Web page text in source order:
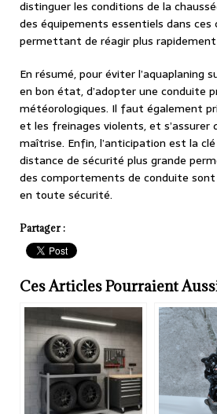
distinguer les conditions de la
des équipements essentiels dans
permettant de réagir plus rapidement
En résumé, pour éviter l’aquaplaning
en bon état, d’adopter une conduite
météorologiques. Il faut également
et les freinages violents, et
maîtrise. Enfin, l’anticipation est la
distance de sécurité plus grande
des comportements de conduite
en toute sécurité.
Partager :
Ces Articles Pourraient